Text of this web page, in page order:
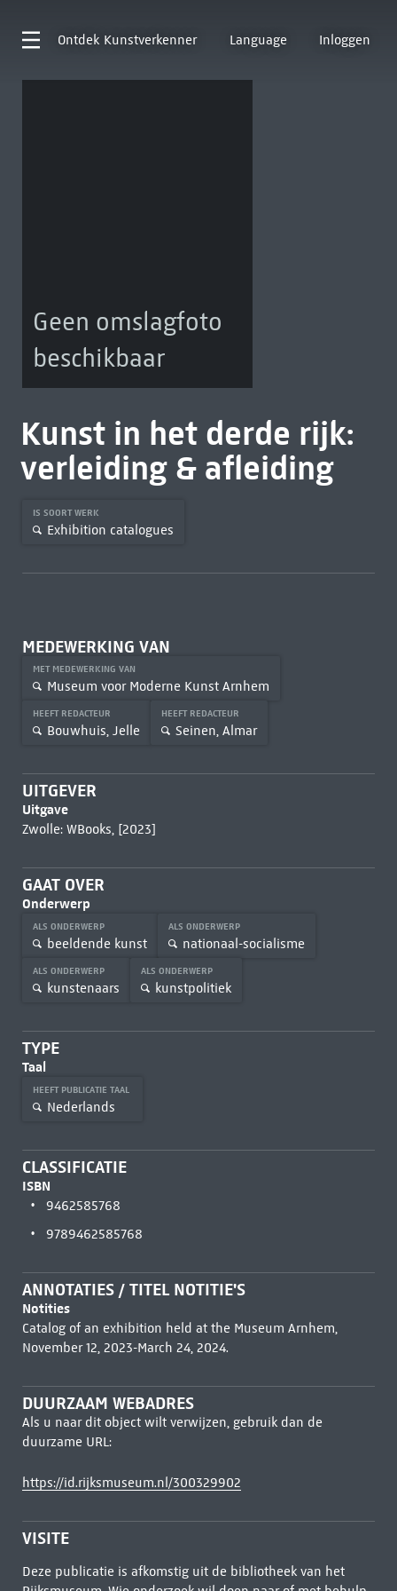
Ontdek Kunstverkenner Language Inloggen
Geen omslagfoto
beschikbaar
Kunst in het derde rijk:
verleiding & afleiding
IS SOORT WERK
Exhibition catalogues
MEDEWERKING VAN
MET MEDEWERKING VAN
Museum voor Moderne Kunst Arnhem
HEEFT REDACTEUR
Bouwhuis, Jelle
HEEFT REDACTEUR
Seinen, Almar
UITGEVER
Uitgave
Zwolle: WBooks, [2023]
GAAT OVER
Onderwerp
ALS ONDERWERP
beeldende kunst
ALS ONDERWERP
nationaal-socialisme
ALS ONDERWERP
kunstenaars
ALS ONDERWERP
kunstpolitiek
TYPE
Taal
HEEFT PUBLICATIE TAAL
Nederlands
CLASSIFICATIE
ISBN
9462585768
9789462585768
ANNOTATIES / TITEL NOTITIE'S
Notities
Catalog of an exhibition held at the Museum Arnhem,
November 12, 2023-March 24, 2024.
DUURZAAM WEBADRES
Als u naar dit object wilt verwijzen, gebruik dan de
duurzame URL:
https://id.rijksmuseum.nl/300329902
VISITE
Deze publicatie is afkomstig uit de bibliotheek van het